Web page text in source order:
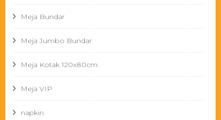
Meja Bundar
Meja Jumbo Bundar
Meja Kotak 120x80cm
Meja VIP
napkin